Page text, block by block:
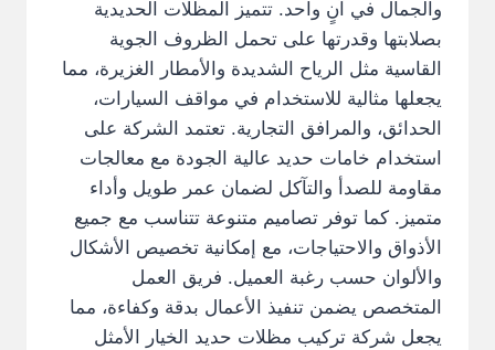
والجمال في آنٍ واحد. تتميز المظلات الحديدية
بصلابتها وقدرتها على تحمل الظروف الجوية
القاسية مثل الرياح الشديدة والأمطار الغزيرة، مما
يجعلها مثالية للاستخدام في مواقف السيارات،
الحدائق، والمرافق التجارية. تعتمد الشركة على
استخدام خامات حديد عالية الجودة مع معالجات
مقاومة للصدأ والتآكل لضمان عمر طويل وأداء
متميز. كما توفر تصاميم متنوعة تتناسب مع جميع
الأذواق والاحتياجات، مع إمكانية تخصيص الأشكال
والألوان حسب رغبة العميل. فريق العمل
المتخصص يضمن تنفيذ الأعمال بدقة وكفاءة، مما
يجعل شركة تركيب مظلات حديد الخيار الأمثل